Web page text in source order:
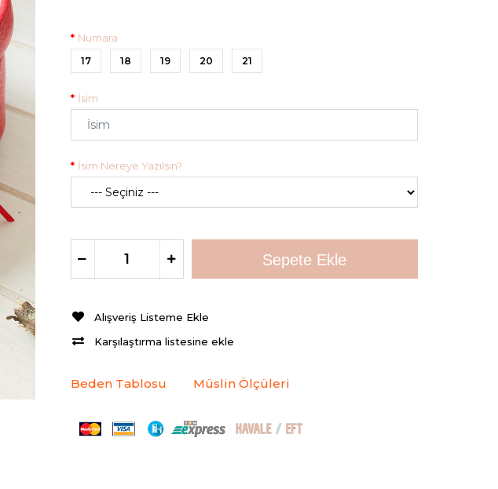
Numara
17 18 19 20 21
İsim
İsim Nereye Yazılsın?
Alışveriş Listeme Ekle
Karşılaştırma listesine ekle
Beden Tablosu Müslin Ölçüleri